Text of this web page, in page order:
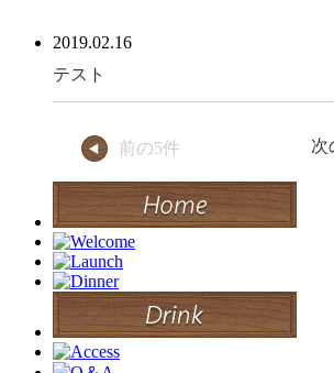
2019.02.16
テスト
前の5件 次